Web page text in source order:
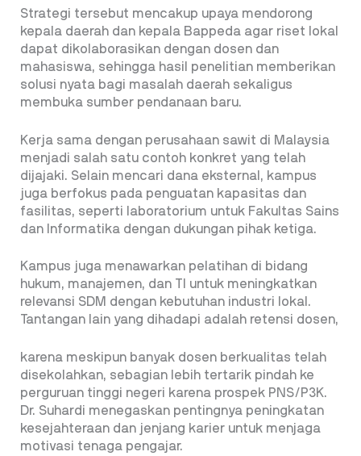
Strategi tersebut mencakup upaya mendorong
kepala daerah dan kepala Bappeda agar riset lokal
dapat dikolaborasikan dengan dosen dan
mahasiswa, sehingga hasil penelitian memberikan
solusi nyata bagi masalah daerah sekaligus
membuka sumber pendanaan baru.
Kerja sama dengan perusahaan sawit di Malaysia
menjadi salah satu contoh konkret yang telah
dijajaki. Selain mencari dana eksternal, kampus
juga berfokus pada penguatan kapasitas dan
fasilitas, seperti laboratorium untuk Fakultas Sains
dan Informatika dengan dukungan pihak ketiga.
Kampus juga menawarkan pelatihan di bidang
hukum, manajemen, dan TI untuk meningkatkan
relevansi SDM dengan kebutuhan industri lokal.
Tantangan lain yang dihadapi adalah retensi dosen,
karena meskipun banyak dosen berkualitas telah
disekolahkan, sebagian lebih tertarik pindah ke
perguruan tinggi negeri karena prospek PNS/P3K.
Dr. Suhardi menegaskan pentingnya peningkatan
kesejahteraan dan jenjang karier untuk menjaga
motivasi tenaga pengajar.